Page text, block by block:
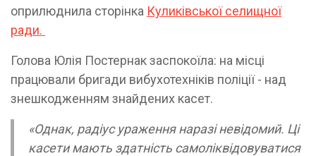
оприлюднила сторінка Куликівської селищної
ради.
Голова Юлія Постернак заспокоїла: на місці
працювали бригади вибухотехніків поліції - над
знешкодженням знайдених касет.
«Однак, радіус ураження наразі невідомий. Ці
касети мають здатність самоліквідовуватися